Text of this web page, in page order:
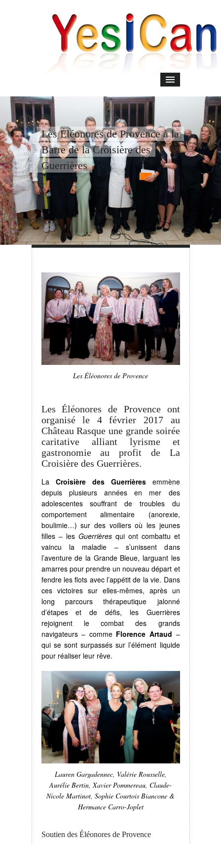
Les Éléonores de Provence à la
Barre de la Croisière des
Guerrières
Les Éléonores de Provence
Les Éléonores de Provence ont
organisé le 4 février 2017 au
Château Rasque une grande soirée
caritative alliant lyrisme et
gastronomie au profit de La
Croisière des Guerrières.
La Croisière des Guerrièresemmène
depuis plusieurs années en mer des
adolescentes souffrant de troubles du
comportement alimentaire (anorexie,
boulimie…) sur des voiliers où les jeunes
filles – les Guerrièresqui ont combattu et
vaincu la maladie – s’unissent dans
l’aventure de la Grande Bleue, larguant les
amarres pour prendre un nouveau départ et
fendre les flots avec l’appétit de la vie. Dans
ces victoires sur elles-mêmes, après un
long parcours thérapeutique jalonné
d’étapes et de défis, les Guerrières
rejoignent le combat des grands
navigateurs – comme Florence Artaud –
qui se sont surpassés sur l’élément liquide
pour réaliser leur rêve.
Lauren Gargadennec, Valérie Rousselle,
Aurélie Bertin, Xavier Pommereau, Claude-
Nicole Martinot, Sophie Courtois Biancone &
Hermance Carro-Joplet
Soutien des Éléonores de Provence